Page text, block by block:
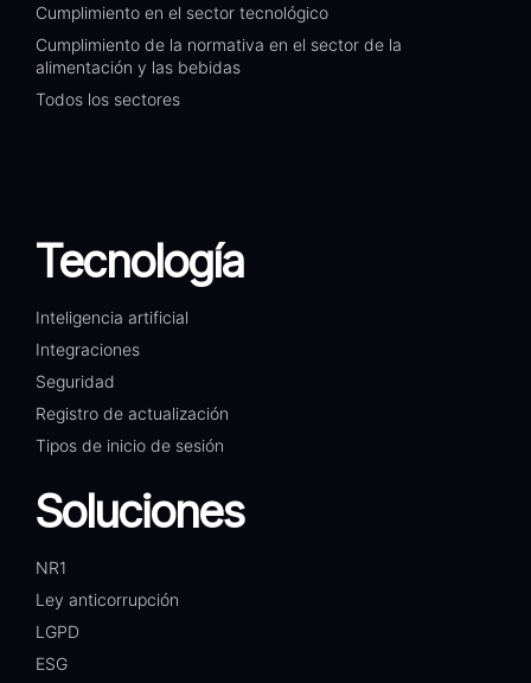
Cumplimiento en el sector tecnológico
Cumplimiento de la normativa en el sector de la
alimentación y las bebidas
Todos los sectores
Tecnología
Inteligencia artificial
Integraciones
Seguridad
Registro de actualización
Tipos de inicio de sesión
Soluciones
NR1
Ley anticorrupción
LGPD
ESG